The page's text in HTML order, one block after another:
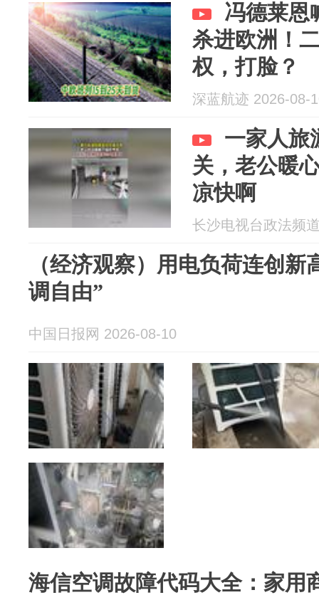
冯德莱恩
杀进欧洲！
权，打脸？
深蓝航迹 2026-08-
一家人旅
关，老公暖
凉快啊
长沙电视台政法频
（经济观察）用电负荷连创新
调自由”
中国日报网 2026-08-10
海信空调故障代码大全：家用